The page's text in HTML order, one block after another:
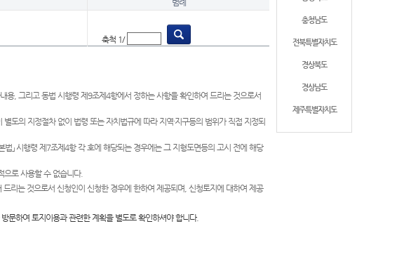
충청남도
전북특별자치도
경상북도
경상남도
제주특별자치도
범례
축척 1/
용, 그리고 동법 시행령 제9조제4항에서 정하는 사항을 확인하여 드리는 것으로서
별도의 지정절차 없이 법령 또는 자치법규에 따라 지역·지구등의 범위가 직접 지정되
법」 시행령 제7조제4항 각 호에 해당되는 경우에는 그 지형도면등의 고시 전에 해당
으로 사용할 수 없습니다.
리는 것으로서 신청인이 신청한 경우에 한하여 제공되며, 신청토지에 대하여 제공
문하여 토지이용과 관련한 계획을 별도로 확인하셔야 합니다.